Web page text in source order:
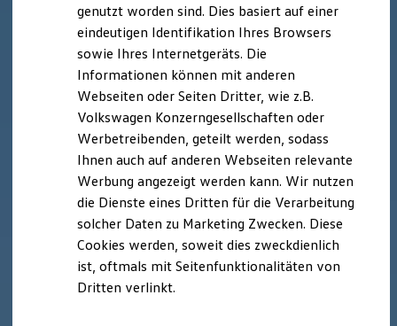
Driving Experience
Volkswagen entdecken
Werkbesichtigung
Lifestyle Shop
T-Roc Kollektion
Golf Kollektion
ID. Kollektion
Volkswagen Kollektion
R-Kollektion
GTI Kollektion
Fußball Drop
we drive football
#wedriveproud
Besitzer und Service
Software Updates
Service und Ersatzteile
genutzt worden sind. Dies basiert auf einer
eindeutigen Identifikation Ihres Browsers
sowie Ihres Internetgeräts. Die
Informationen können mit anderen
Webseiten oder Seiten Dritter, wie z.B.
Volkswagen Konzerngesellschaften oder
Werbetreibenden, geteilt werden, sodass
Ihnen auch auf anderen Webseiten relevante
Werbung angezeigt werden kann. Wir nutzen
die Dienste eines Dritten für die Verarbeitung
solcher Daten zu Marketing Zwecken. Diese
Cookies werden, soweit dies zweckdienlich
ist, oftmals mit Seitenfunktionalitäten von
Dritten verlinkt.